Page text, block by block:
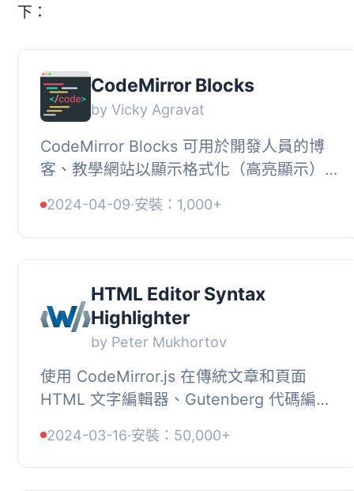
下：
CodeMirror Blocks
by Vicky Agravat
CodeMirror Blocks 可用於開發人員的博
客、教學網站以顯示格式化（高亮顯示）
本和標記語言，擁有 56 種不同的主題風...
2024-04-09·安裝：1,000+
HTML Editor Syntax
Highlighter
by Peter Mukhortov
使用 CodeMirror.js 在傳統文章和頁面
HTML 文字編輯器、Gutenberg 代碼編輯
顯。, 功能, , 在文章/頁面 HTML 編輯器
中...
2024-03-16·安裝：50,000+